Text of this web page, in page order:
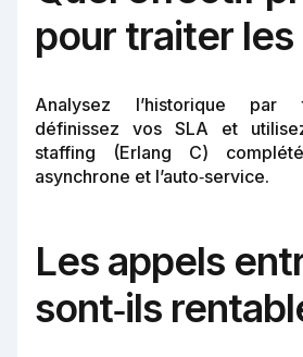
pour traiter les
Analysez l’historique par
définissez vos SLA et
staffing (Erlang C)
asynchrone et l’auto‑service.
Les appels
sont‑ils